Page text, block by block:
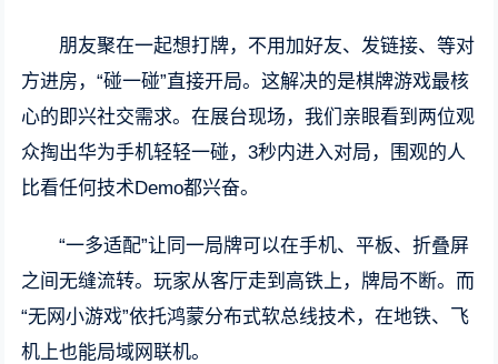
朋友聚在一起想打牌，不用加好友、发链接、等对
方进房，“碰一碰”直接开局。这解决的是棋牌游戏最核
心的即兴社交需求。在展台现场，我们亲眼看到两位观
众掏出华为手机轻轻一碰，3秒内进入对局，围观的人
比看任何技术Demo都兴奋。
“一多适配”让同一局牌可以在手机、平板、折叠屏
之间无缝流转。玩家从客厅走到高铁上，牌局不断。而
“无网小游戏”依托鸿蒙分布式软总线技术，在地铁、飞
机上也能局域网联机。